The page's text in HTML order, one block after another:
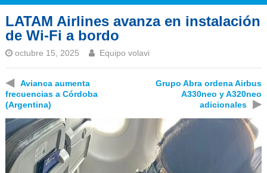
LATAM Airlines avanza en instalación
de Wi-Fi a bordo
octubre 15, 2025 Equipo volavi
◀
Avianca aumenta
frecuencias a Córdoba
(Argentina)
Grupo Abra ordena Airbus
A330neo y A320neo
adicionales
▶